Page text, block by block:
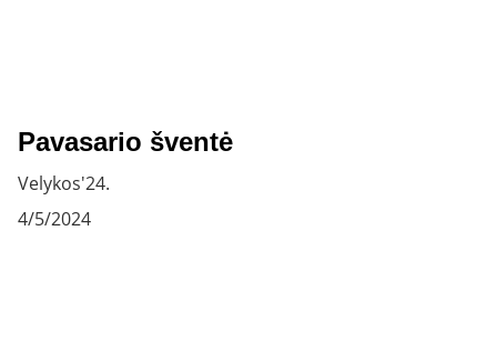
Pavasario šventė
Velykos'24.
4/5/2024